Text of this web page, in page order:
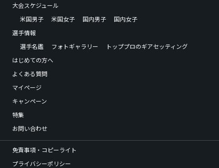
大会スケジュール
米国男子
米国女子 国内男子
国内女子
選手情報
選手名鑑
フォトギャラリー
トッププロのギアセッティング
はじめての方へ
よくある質問
マイページ
キャンペーン
特集
お問い合わせ
免責事項・コピーライト
プライバシーポリシー